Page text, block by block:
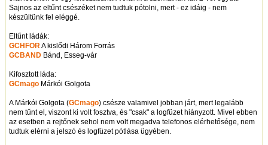
Sajnos az eltűnt csészéket nem tudtuk pótolni, mert - ez idáig - nem
készültünk fel eléggé.
Eltűnt ládák:
GCHFOR A kislődi Három Forrás
GCBANDBánd, Esseg-vár
Kifosztott láda:
GCmagoMárkói Golgota
A Márkói Golgota (GCmago) csésze valamivel jobban járt, mert legalább
nem tűnt el, viszont ki volt fosztva, és "csak" a logfüzet hiányzott. Mivel ebben
az esetben a rejtőnek sehol nem volt megadva telefonos elérhetősége, nem
tudtuk elérni a jelszó és logfüzet pótlása ügyében.